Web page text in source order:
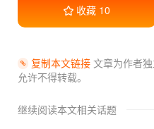
收藏 10
复制本文链接文章为作者
允许不得转载。
继续阅读本文相关话题